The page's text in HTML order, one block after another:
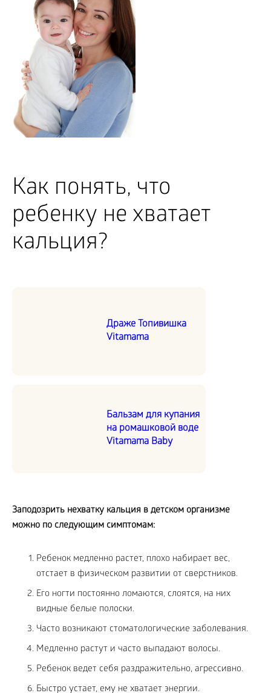
Как понять, что
ребенку не хватает
кальция?
Драже Топивишка
Vitamama
Бальзам для купания
на ромашковой воде
Vitamama Baby
Заподозрить нехватку кальция в детском организме
можно по следующим симптомам:
Ребенок медленно растет, плохо набирает вес,
отстает в физическом развитии от сверстников.
Его ногти постоянно ломаются, слоятся, на них
видные белые полоски.
Часто возникают стоматологические заболевания.
Медленно растут и часто выпадают волосы.
Ребенок ведет себя раздражительно, агрессивно.
Быстро устает, ему не хватает энергии.